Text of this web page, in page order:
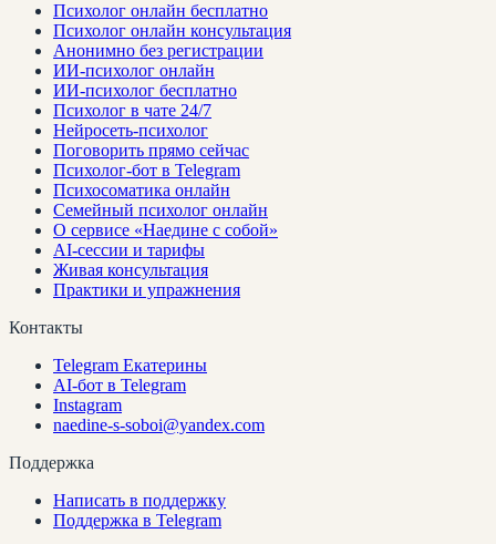
Психолог онлайн бесплатно
Психолог онлайн консультация
Анонимно без регистрации
ИИ-психолог онлайн
ИИ-психолог бесплатно
Психолог в чате 24/7
Нейросеть-психолог
Поговорить прямо сейчас
Психолог-бот в Telegram
Психосоматика онлайн
Семейный психолог онлайн
О сервисе «Наедине с собой»
AI-сессии и тарифы
Живая консультация
Практики и упражнения
Контакты
Telegram Екатерины
AI-бот в Telegram
Instagram
naedine-s-soboi@yandex.com
Поддержка
Написать в поддержку
Поддержка в Telegram